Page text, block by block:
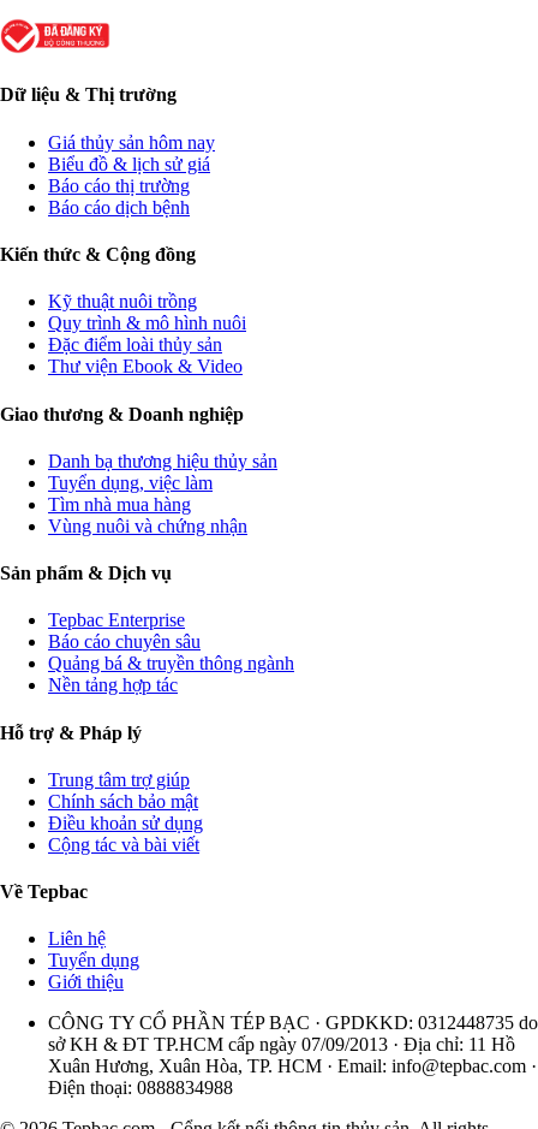
Dữ liệu & Thị trường
Giá thủy sản hôm nay
Biểu đồ & lịch sử giá
Báo cáo thị trường
Báo cáo dịch bệnh
Kiến thức & Cộng đồng
Kỹ thuật nuôi trồng
Quy trình & mô hình nuôi
Đặc điểm loài thủy sản
Thư viện Ebook & Video
Giao thương & Doanh nghiệp
Danh bạ thương hiệu thủy sản
Tuyển dụng, việc làm
Tìm nhà mua hàng
Vùng nuôi và chứng nhận
Sản phẩm & Dịch vụ
Tepbac Enterprise
Báo cáo chuyên sâu
Quảng bá & truyền thông ngành
Nền tảng hợp tác
Hỗ trợ & Pháp lý
Trung tâm trợ giúp
Chính sách bảo mật
Điều khoản sử dụng
Cộng tác và bài viết
Về Tepbac
Liên hệ
Tuyển dụng
Giới thiệu
CÔNG TY CỔ PHẦN TÉP BẠC · GPDKKD: 0312448735 do
sở KH & ĐT TP.HCM cấp ngày 07/09/2013 · Địa chỉ: 11 Hồ
Xuân Hương, Xuân Hòa, TP. HCM · Email: info@tepbac.com ·
Điện thoại: 0888834988